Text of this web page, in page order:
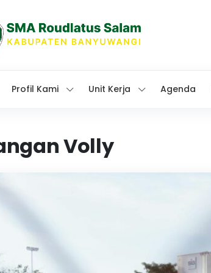
Profil Kami Unit Kerja Agenda
Volly